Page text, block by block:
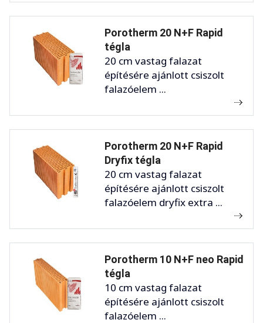
Porotherm 20 N+F Rapid
tégla
20 cm vastag falazat
építésére ajánlott csiszolt
falazóelem ...
Porotherm 20 N+F Rapid
Dryfix tégla
20 cm vastag falazat
építésére ajánlott csiszolt
falazóelem dryfix extra ...
Porotherm 10 N+F neo Rapid
tégla
10 cm vastag falazat
építésére ajánlott csiszolt
falazóelem ...